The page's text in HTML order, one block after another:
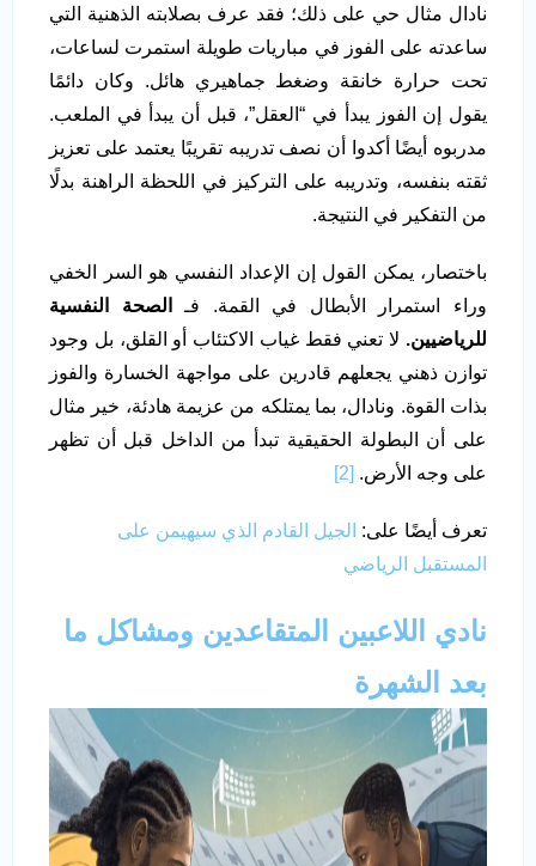
نادال مثال حي على ذلك؛ فقد عرف بصلابته الذهنية التي
ساعدته على الفوز في مباريات طويلة استمرت لساعات،
تحت حرارة خانقة وضغط جماهيري هائل. وكان دائمًا
يقول إن الفوز يبدأ في “العقل”، قبل أن يبدأ في الملعب.
مدربوه أيضًا أكدوا أن نصف تدريبه تقريبًا يعتمد على تعزيز
ثقته بنفسه، وتدريبه على التركيز في اللحظة الراهنة بدلًا
من التفكير في النتيجة.
باختصار، يمكن القول إن الإعداد النفسي هو السر الخفي
وراء استمرار الأبطال في القمة. فـ
الصحة النفسية
للرياضيين. لا تعني فقط غياب الاكتئاب أو القلق، بل وجود
توازن ذهني يجعلهم قادرين على مواجهة الخسارة والفوز
بذات القوة. ونادال، بما يمتلكه من عزيمة هادئة، خير مثال
على أن البطولة الحقيقية تبدأ من الداخل قبل أن تظهر
على وجه الأرض. [2]
تعرف أيضًا على: الجيل القادم الذي سيهيمن على
المستقبل الرياضي
نادي اللاعبين المتقاعدين ومشاكل ما
بعد الشهرة